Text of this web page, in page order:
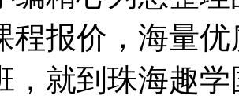
程报价，海量
，就到珠海趣